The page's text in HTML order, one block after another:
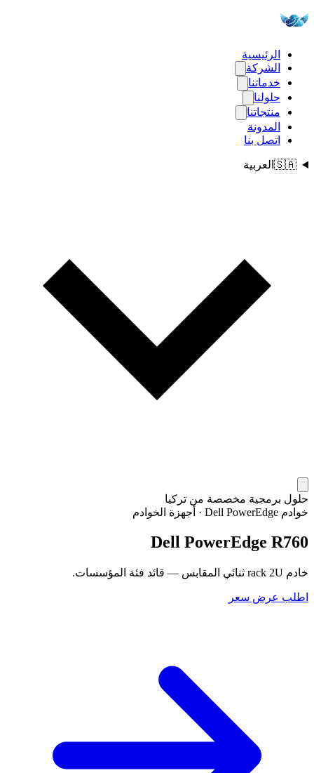
الرئيسية
الشركة
خدماتنا
حلولنا
منتجاتنا
المدونة
اتصل بنا
🇸🇦العربية
حلول برمجية مخصصة من تركيا
خوادم Dell PowerEdge
· أجهزة الخوادم
Dell PowerEdge R760
خادم rack 2U ثنائي المقابس — قائد فئة المؤسسات.
اطلب عرض سعر